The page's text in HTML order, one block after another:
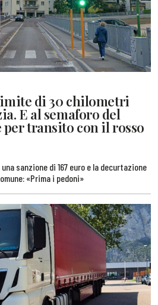
di 30 chilometri
E al semaforo del
per transito con il rosso
sanzione di 167 euro e la decurtazione
«Prima i pedoni»